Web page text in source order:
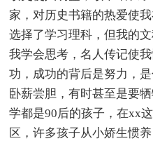
家，对历史书籍的热爱使
选择了学习理科，但我的
我学会思考，名人传记使
功，成功的背后是努力，
卧薪尝胆，有时甚至是要
学都是90后的孩子，在xx
区，许多孩子从小娇生惯